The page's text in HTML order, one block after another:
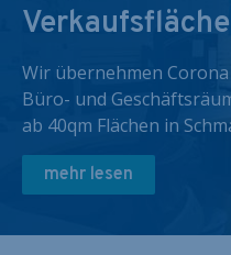
Wir übernehmen
Büro- und
ab 40qm Flächen in
mehr lesen